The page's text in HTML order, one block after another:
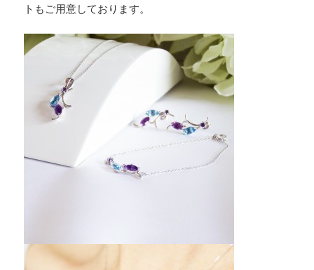
トもご用意しております。